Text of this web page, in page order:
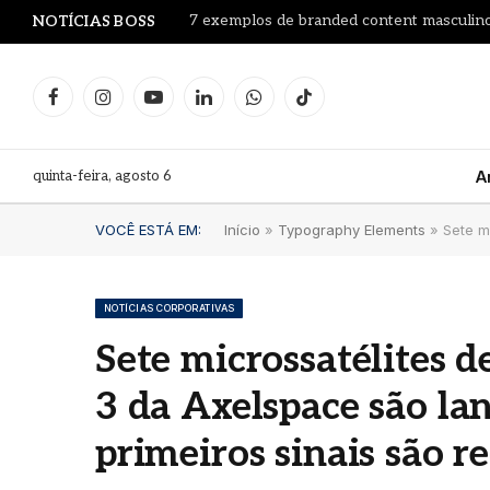
NOTÍCIAS BOSS 7 exemplos de branded content
FacebookInstagramYouTubeLinkedInWhatsAppTikTok
quinta-feira, agosto 6
VOCÊ ESTÁ EM: Início » Typography Elements » Sete
NOTÍCIAS CORPORATIVAS
Sete microssatélites
3 da Axelspace são
primeiros sinais são